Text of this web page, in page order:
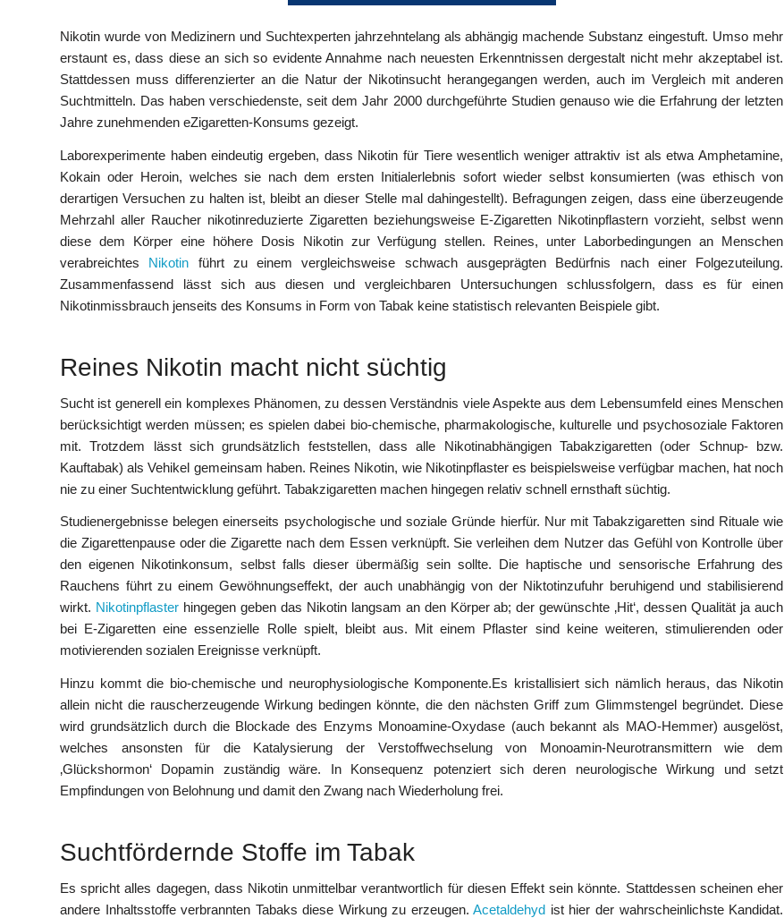
Nikotin wurde von Medizinern und Suchtexperten jahrzehntelang als abhängig machende Substanz eingestuft. Umso mehr
erstaunt es, dass diese an sich so evidente Annahme nach neuesten Erkenntnissen dergestalt nicht mehr akzeptabel ist.
Stattdessen muss differenzierter an die Natur der Nikotinsucht herangegangen werden, auch im Vergleich mit anderen
Suchtmitteln. Das haben verschiedenste, seit dem Jahr 2000 durchgeführte Studien genauso wie die Erfahrung der letzten
Jahre zunehmenden eZigaretten-Konsums gezeigt.
Laborexperimente haben eindeutig ergeben, dass Nikotin für Tiere wesentlich weniger attraktiv ist als etwa Amphetamine,
Kokain oder Heroin, welches sie nach dem ersten Initialerlebnis sofort wieder selbst konsumierten (was ethisch von
derartigen Versuchen zu halten ist, bleibt an dieser Stelle mal dahingestellt). Befragungen zeigen, dass eine überzeugende
Mehrzahl aller Raucher nikotinreduzierte Zigaretten beziehungsweise E-Zigaretten Nikotinpflastern vorzieht, selbst wenn
diese dem Körper eine höhere Dosis Nikotin zur Verfügung stellen. Reines, unter Laborbedingungen an Menschen
verabreichtes Nikotin führt zu einem vergleichsweise schwach ausgeprägten Bedürfnis nach einer Folgezuteilung.
Zusammenfassend lässt sich aus diesen und vergleichbaren Untersuchungen schlussfolgern, dass es für einen
Nikotinmissbrauch jenseits des Konsums in Form von Tabak keine statistisch relevanten Beispiele gibt.
Reines Nikotin macht nicht süchtig
Sucht ist generell ein komplexes Phänomen, zu dessen Verständnis viele Aspekte aus dem Lebensumfeld eines Menschen
berücksichtigt werden müssen; es spielen dabei bio-chemische, pharmakologische, kulturelle und psychosoziale Faktoren
mit. Trotzdem lässt sich grundsätzlich feststellen, dass alle Nikotinabhängigen Tabakzigaretten (oder Schnup- bzw.
Kauftabak) als Vehikel gemeinsam haben. Reines Nikotin, wie Nikotinpflaster es beispielsweise verfügbar machen, hat noch
nie zu einer Suchtentwicklung geführt. Tabakzigaretten machen hingegen relativ schnell ernsthaft süchtig.
Studienergebnisse belegen einerseits psychologische und soziale Gründe hierfür. Nur mit Tabakzigaretten sind Rituale wie
die Zigarettenpause oder die Zigarette nach dem Essen verknüpft. Sie verleihen dem Nutzer das Gefühl von Kontrolle über
den eigenen Nikotinkonsum, selbst falls dieser übermäßig sein sollte. Die haptische und sensorische Erfahrung des
Rauchens führt zu einem Gewöhnungseffekt, der auch unabhängig von der Niktotinzufuhr beruhigend und stabilisierend
wirkt. Nikotinpflasterhingegen geben das Nikotin langsam an den Körper ab; der gewünschte ‚Hit‘, dessen Qualität ja auch
bei E-Zigaretten eine essenzielle Rolle spielt, bleibt aus. Mit einem Pflaster sind keine weiteren, stimulierenden oder
motivierenden sozialen Ereignisse verknüpft.
Hinzu kommt die bio-chemische und neurophysiologische Komponente.Es kristallisiert sich nämlich heraus, das Nikotin
allein nicht die rauscherzeugende Wirkung bedingen könnte, die den nächsten Griff zum Glimmstengel begründet. Diese
wird grundsätzlich durch die Blockade des Enzyms Monoamine-Oxydase (auch bekannt als MAO-Hemmer) ausgelöst,
welches ansonsten für die Katalysierung der Verstoffwechselung von Monoamin-Neurotransmittern wie dem
‚Glückshormon‘ Dopamin zuständig wäre. In Konsequenz potenziert sich deren neurologische Wirkung und setzt
Empfindungen von Belohnung und damit den Zwang nach Wiederholung frei.
Suchtfördernde Stoffe im Tabak
Es spricht alles dagegen, dass Nikotin unmittelbar verantwortlich für diesen Effekt sein könnte. Stattdessen scheinen eher
andere Inhaltsstoffe verbrannten Tabaks diese Wirkung zu erzeugen.Acetaldehyd ist hier der wahrscheinlichste Kandidat.